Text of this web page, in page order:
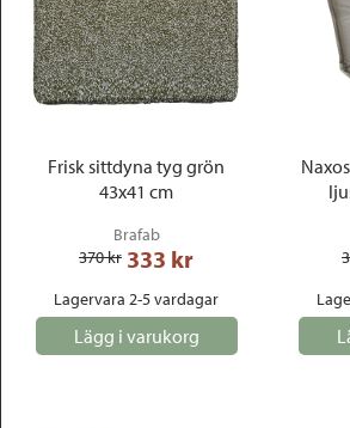
Frisk sittdyna tyg grön
43x41 cm
Brafab
370 kr 333 kr
Lagervara 2-5 vardagar
Lägg i varukorg